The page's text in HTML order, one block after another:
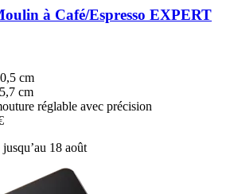
à Café/Espresso EXPERT
cm
cm
réglable avec précision
18 août